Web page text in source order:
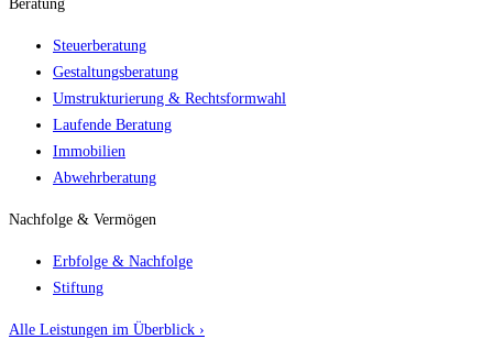
Beratung
Steuerberatung
Gestaltungsberatung
Umstrukturierung & Rechtsformwahl
Laufende Beratung
Immobilien
Abwehrberatung
Nachfolge & Vermögen
Erbfolge & Nachfolge
Stiftung
Alle Leistungen im Überblick ›